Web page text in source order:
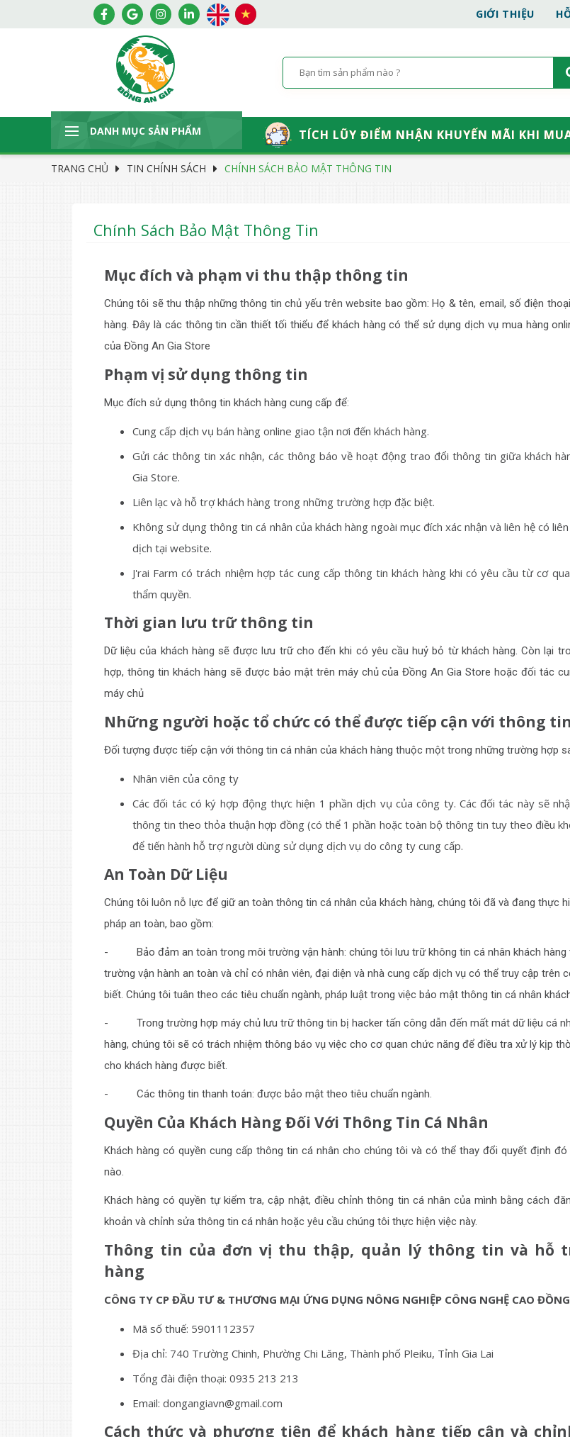
GIỚI THIỆU
DANH MỤC SẢN PHẨM TÍCH LŨY ĐIỂM NHẬN KHUYẾN MÃI KHI
TRANG CHỦ TIN CHÍNH SÁCH CHÍNH SÁCH BẢO MẬT THÔNG TIN
Chính Sách Bảo Mật Thông Tin
Mục đích và phạm vi thu thập thông tin
Chúng tôi sẽ thu thập những thông tin chủ yếu trên website bao gồm: Họ & tên, email, số điện
hàng. Đây là các thông tin cần thiết tối thiểu để khách hàng có thể sử dụng dịch vụ mua hàng
của Đồng An Gia Store
Phạm vị sử dụng thông tin
Mục đích sử dụng thông tin khách hàng cung cấp để:
Cung cấp dịch vụ bán hàng online giao tận nơi đến khách hàng.
Gửi các thông tin xác nhận, các thông báo về hoạt động trao đổi thông tin giữa khách
Gia Store.
Liên lạc và hỗ trợ khách hàng trong những trường hợp đặc biệt.
Không sử dụng thông tin cá nhân của khách hàng ngoài mục đích xác nhận và liên hệ có
dịch tại website.
J'rai Farm có trách nhiệm hợp tác cung cấp thông tin khách hàng khi có yêu cầu từ cơ
thẩm quyền.
Thời gian lưu trữ thông tin
Dữ liệu của khách hàng sẽ được lưu trữ cho đến khi có yêu cầu huỷ bỏ từ khách hàng. Còn lại
hợp, thông tin khách hàng sẽ được bảo mật trên máy chủ của Đồng An Gia Store hoặc đối tác
máy chủ
Những người hoặc tổ chức có thể được tiếp cận với thông
Đối tượng được tiếp cận với thông tin cá nhân của khách hàng thuộc một trong những trường hợp
Nhân viên của công ty
Các đối tác có ký hợp động thực hiện 1 phần dịch vụ của công ty. Các đối tác này sẽ
thông tin theo thỏa thuận hợp đồng (có thể 1 phần hoặc toàn bộ thông tin tuy theo điều
để tiến hành hỗ trợ người dùng sử dụng dịch vụ do công ty cung cấp.
An Toàn Dữ Liệu
Chúng tôi luôn nỗ lực để giữ an toàn thông tin cá nhân của khách hàng, chúng tôi đã và đang thực
pháp an toàn, bao gồm:
- Bảo đảm an toàn trong môi trường vận hành: chúng tôi lưu trữ không tin cá nhân khách hàng
trường vận hành an toàn và chỉ có nhân viên, đại diện và nhà cung cấp dịch vụ có thể truy cập trên
biết. Chúng tôi tuân theo các tiêu chuẩn ngành, pháp luật trong việc bảo mật thông tin cá nhân
- Trong trường hợp máy chủ lưu trữ thông tin bị hacker tấn công dẫn đến mất mát dữ liệu cá
hàng, chúng tôi sẽ có trách nhiệm thông báo vụ việc cho cơ quan chức năng để điều tra xử lý kịp
cho khách hàng được biết.
- Các thông tin thanh toán: được bảo mật theo tiêu chuẩn ngành.
Quyền Của Khách Hàng Đối Với Thông Tin Cá Nhân
Khách hàng có quyền cung cấp thông tin cá nhân cho chúng tôi và có thể thay đổi quyết định
nào.
Khách hàng có quyền tự kiểm tra, cập nhật, điều chỉnh thông tin cá nhân của mình bằng cách
khoản và chỉnh sửa thông tin cá nhân hoặc yêu cầu chúng tôi thực hiện việc này.
Thông tin của đơn vị thu thập, quản lý thông tin và hỗ
hàng
CÔNG TY CP ĐẦU TƯ & THƯƠNG MẠI ỨNG DỤNG NÔNG NGHIỆP CÔNG NGHỆ CAO
Mã số thuế: 5901112357
Địa chỉ: 740 Trường Chinh, Phường Chi Lăng, Thành phố Pleiku, Tỉnh Gia Lai
Tổng đài điện thoại: 0935 213 213
Email: dongangiavn@gmail.com
Cách thức và phương tiện để khách hàng tiếp cận và